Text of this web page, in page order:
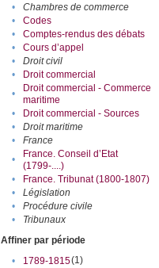
•
Chambres de commerce
•
Codes
•
Comptes-rendus des débats
•
Cours d’appel
•
Droit civil
•
Droit commercial
•
Droit commercial - Commerce
maritime
• Droit commercial - Sources
•
Droit maritime
•
France
•
France. Conseil d’Etat
(1799-....)
• France. Tribunat (1800-1807)
•
Législation
•
Procédure civile
•
Tribunaux
Affiner par période
•
1789-1815(1)